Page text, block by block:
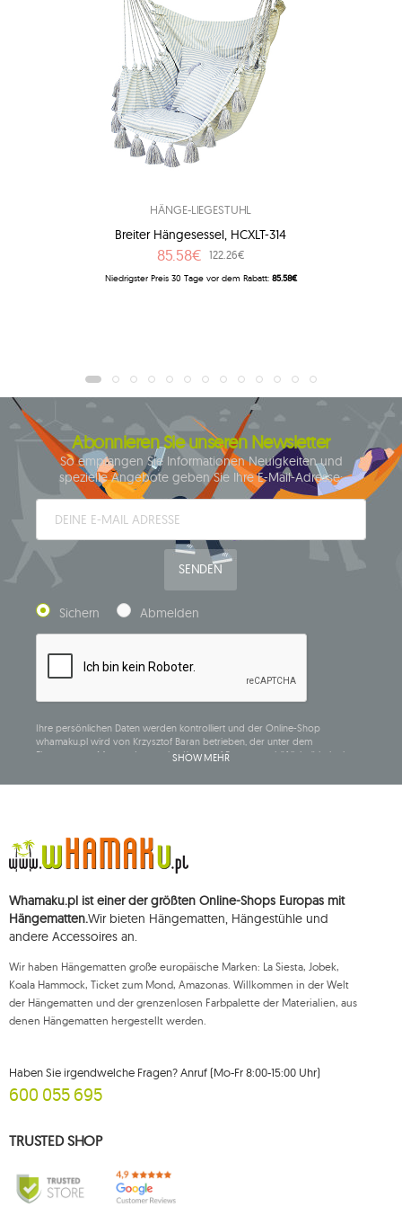
HÄNGE-LIEGESTUHL
Breiter Hängesessel, HCXLT-314
85.58€ 122.26€
Niedrigster Preis 30 Tage vor dem Rabatt: 85.58€
Abonnieren Sie unseren Newsletter
So empfangen Sie Informationen Neuigkeiten und
spezielle Angebote geben Sie Ihre E-Mail-Adresse:
SENDEN
Sichern Abmelden
Ihre persönlichen Daten werden kontrolliert und der Online-Shop
whamaku.pl wird von Krzysztof Baran betrieben, der unter dem
Firmennamen Mouton Interactive Krzysztof Baran geschäftlich tätig ist, in
verarbeitet und bis zu Ihrer Abmeldung gespeichert.
Sie haben das Recht, auf die Verarbeitung Ihrer personenbezogenen Daten
zuzugreifen, diese zu korrigieren, zu löschen, deren Verarbeitung zu
einer zuständigen Aufsichtsbehörde eine Beschwerde über die
Verarbeitung dieser Daten einzureichen und zu erheben Ihre Einwilligung
zur Verarbeitung Ihrer personenbezogenen Daten kann jederzeit
widerrufen werden, wobei ein solcher Widerruf die Rechtmäßigkeit der
genannten Rechte auszuüben, wenden Sie sich bitte per E-Mail oder per
Brief an die registrierte Adresse an die Kundendienstabteilung von Mouton
Interactive.
Weitere Informationen finden Sie unter:
SHOW MEHR
Whamaku.pl ist einer der größten Online-Shops Europas mit
Hängematten.Wir bieten Hängematten, Hängestühle und
andere Accessoires an.
Wir haben Hängematten große europäische Marken: La Siesta, Jobek,
Koala Hammock, Ticket zum Mond, Amazonas. Willkommen in der Welt
der Hängematten und der grenzenlosen Farbpalette der Materialien, aus
denen Hängematten hergestellt werden.
Haben Sie irgendwelche Fragen? Anruf (Mo-Fr 8:00-15:00 Uhr)
600 055 695
TRUSTED SHOP